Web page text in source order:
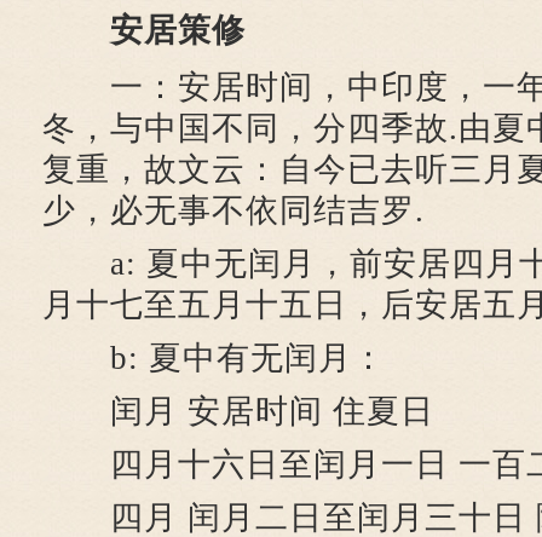
安居策修
一：安居时间，中印度，一
冬，与中国不同，分四季故.由夏
复重，故文云：自今已去听三月
少，必无事不依同结吉罗.
a: 夏中无闰月，前安居四月
月十七至五月十五日，后安居五
b: 夏中有无闰月：
闰月 安居时间 住夏日
四月十六日至闰月一日 一百
四月 闰月二日至闰月三十日